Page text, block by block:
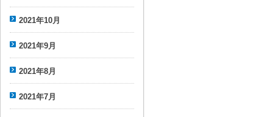
2021年10月
2021年9月
2021年8月
2021年7月